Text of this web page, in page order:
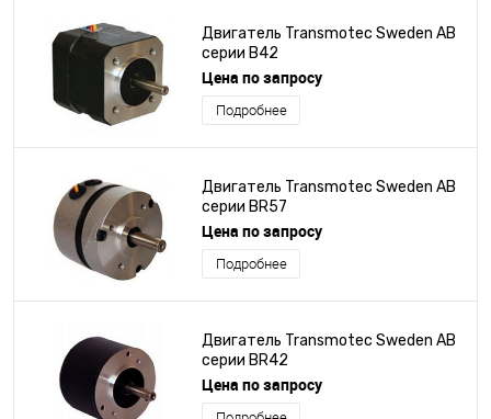
Двигатель Transmotec Sweden AB
серии B42
Цена по запросу
Подробнее
Двигатель Transmotec Sweden AB
серии BR57
Цена по запросу
Подробнее
Двигатель Transmotec Sweden AB
серии BR42
Цена по запросу